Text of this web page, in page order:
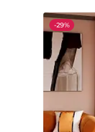
-29%